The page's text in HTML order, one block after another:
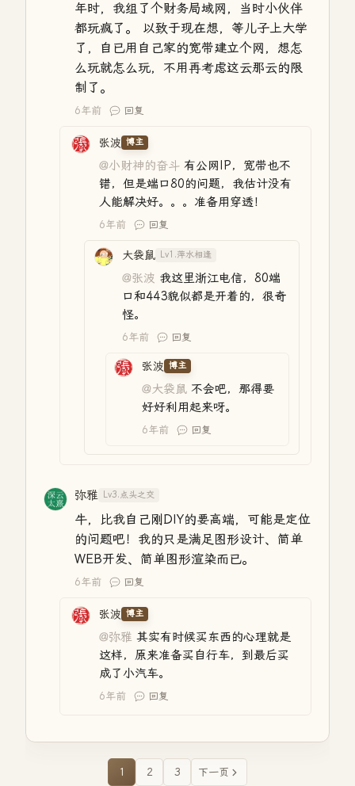
年时，我组了个财务局域网，当时小伙伴
都玩疯了。 以致于现在想，等儿子上大学
了，自已用自己家的宽带建立个网，想怎
么玩就怎么玩，不用再考虑这云那云的限
制了。
6年前 回复
张波 博主
@小财神的奋斗 有公网IP，宽带也不
错，但是端口80的问题，我估计没有
人能解决好。。。准备用穿透！
6年前 回复
大袋鼠 Lv1.萍水相逢
@张波 我这里浙江电信，80端
口和443貌似都是开着的，很奇
怪。
6年前 回复
张波 博主
@大袋鼠 不会吧，那得要
好好利用起来呀。
6年前 回复
弥雅 Lv3.点头之交
牛，比我自己刚DIY的要高端，可能是定位
的问题吧！我的只是满足图形设计、简单
WEB开发、简单图形渲染而已。
6年前 回复
张波 博主
@弥雅 其实有时候买东西的心理就是
这样，原来准备买自行车，到最后买
成了小汽车。
6年前 回复
1 2 3 下一页